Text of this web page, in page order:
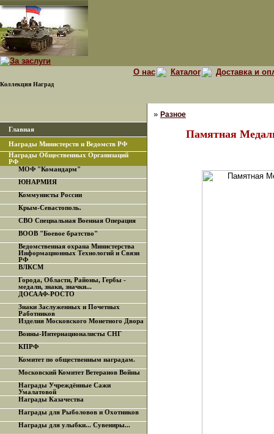
Коллекция Наград
О нас Каталог Доставка и
Главная
Награды Министерств и Ведомств РФ
Награды Общественных Организаций
РФ
МОФ "Командарм"
ЮНАРМИЯ
Коммунисты России
Крым-Севастополь.
СВО Специальная Военная Операция
ВООВ "Боевое братство"
Ведомственная охрана Министерства
Информационных Технологий и Связи
РФ
ВЛКСМ
Города, Области, Районы, Гербы -
медали, знаки, значки...
ДОСААФ-РОСТО
Знаки Заслуженных и Почетных
Работников
Изделия Московского Монетного Двора
Воины-Интернационалисты СНГ
КПРФ
Комитет по общественным наградам.
Московский Комитет Ветеранов Войны
Награды Учреждённые Сажи
Умалатовой
Награды Казачества
Награды для Рыболовов и Охотников
Награды для улыбки... Сувениры...
» Разное
Памятная